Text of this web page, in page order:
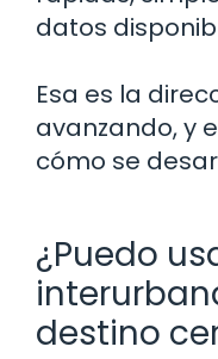
datos
Esa es la
avanzando, y
cómo se
¿Puedo
destino